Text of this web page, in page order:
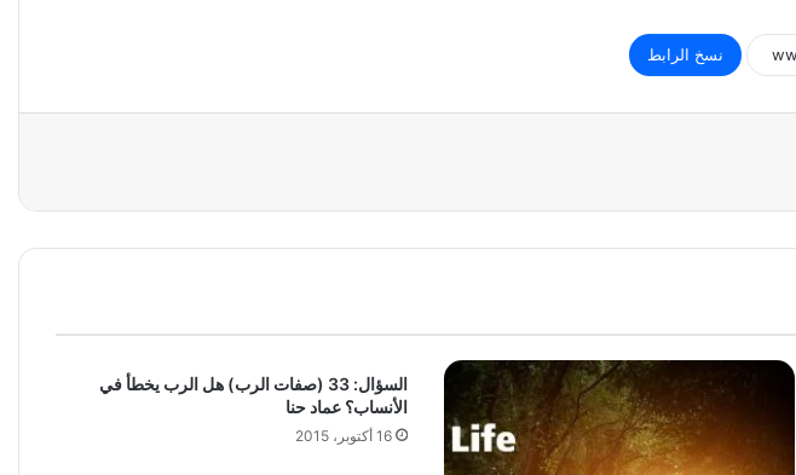
نسخ الرابط
السؤال: 33 (صفات الرب) هل الرب يخطأ في
الأنساب؟ عماد حنا
16 أكتوبر، 2015